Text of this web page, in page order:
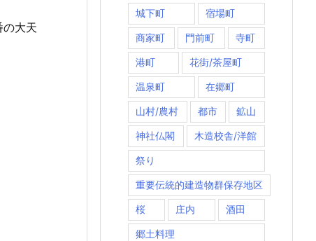
大天
城下町 宿場町
商家町 門前町 寺町
港町 花街/茶屋町
温泉町 在郷町
山村/農村 都市 鉱山
神社仏閣 木造校舎/洋館
祭り
重要伝統的建造物群保存地区
桜 庄内 酒田
郷土料理